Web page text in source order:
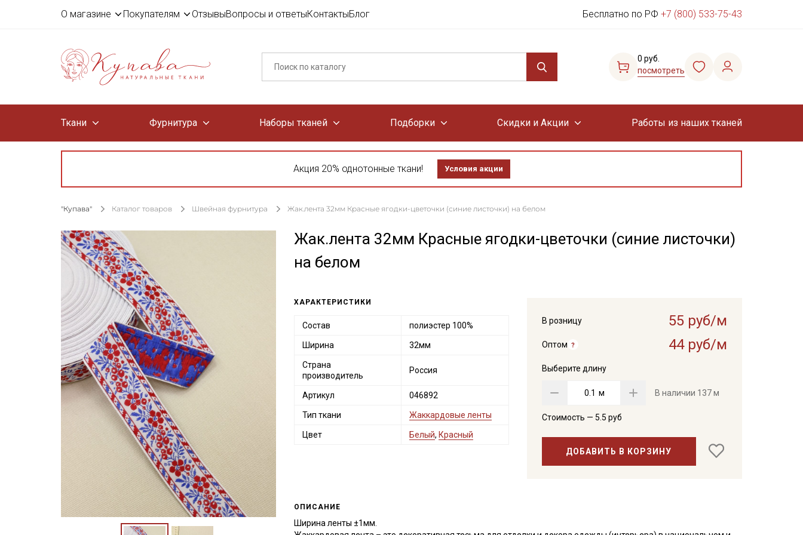
О магазине Покупателям ОтзывыВопросы и ответыКонтактыБлог Бесплатно по РФ +7 (800) 533-75-43
0 руб.
посмотреть
Ткани Фурнитура Наборы тканей Подборки Скидки и Акции Работы из наших тканей
Акция 20% однотонные ткани! Условия акции
"Купава" Каталог товаров Швейная фурнитура Жак.лента 32мм Красные ягодки-цветочки (синие листочки) на белом
Жак.лента 32мм Красные ягодки-цветочки (синие листочки)
на белом
В розницу 55 руб/м
Оптом 44 руб/м
Выберите длину
м В наличии 137 м
Стоимость — 5.5 руб
ДОБАВИТЬ В КОРЗИНУ
ХАРАКТЕРИСТИКИ
Состав полиэстер 100%
Ширина 32мм
Страна
производитель
Россия
Артикул 046892
Тип ткани Жаккардовые ленты
Цвет Белый, Красный
ОПИСАНИЕ
Ширина ленты ±1мм.